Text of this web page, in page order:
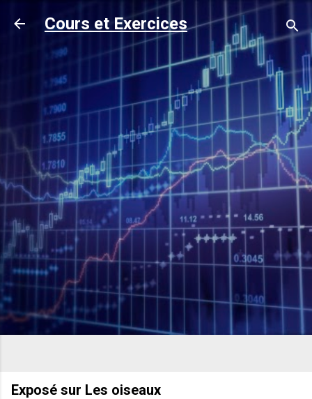
Accéder au contenu principal
Cours et Exercices
Exposé sur Les oiseaux